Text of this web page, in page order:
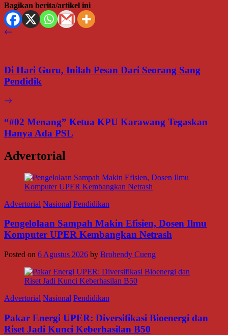
Bagikan berita/artikel ini
Di Hari Guru, Inilah Pesan Dari Seorang Sang
Pendidik
“#02 Menang” Ketua KPU Karawang Tegaskan
Hanya Ada PSL
Advertorial
Advertorial Nasional Pendidikan
Pengelolaan Sampah Makin Efisien, Dosen Ilmu
Komputer UPER Kembangkan Netrash
Posted on 6 Agustus 2026 by Brohendy Cueng
Advertorial Nasional Pendidikan
Pakar Energi UPER: Diversifikasi Bioenergi dan
Riset Jadi Kunci Keberhasilan B50